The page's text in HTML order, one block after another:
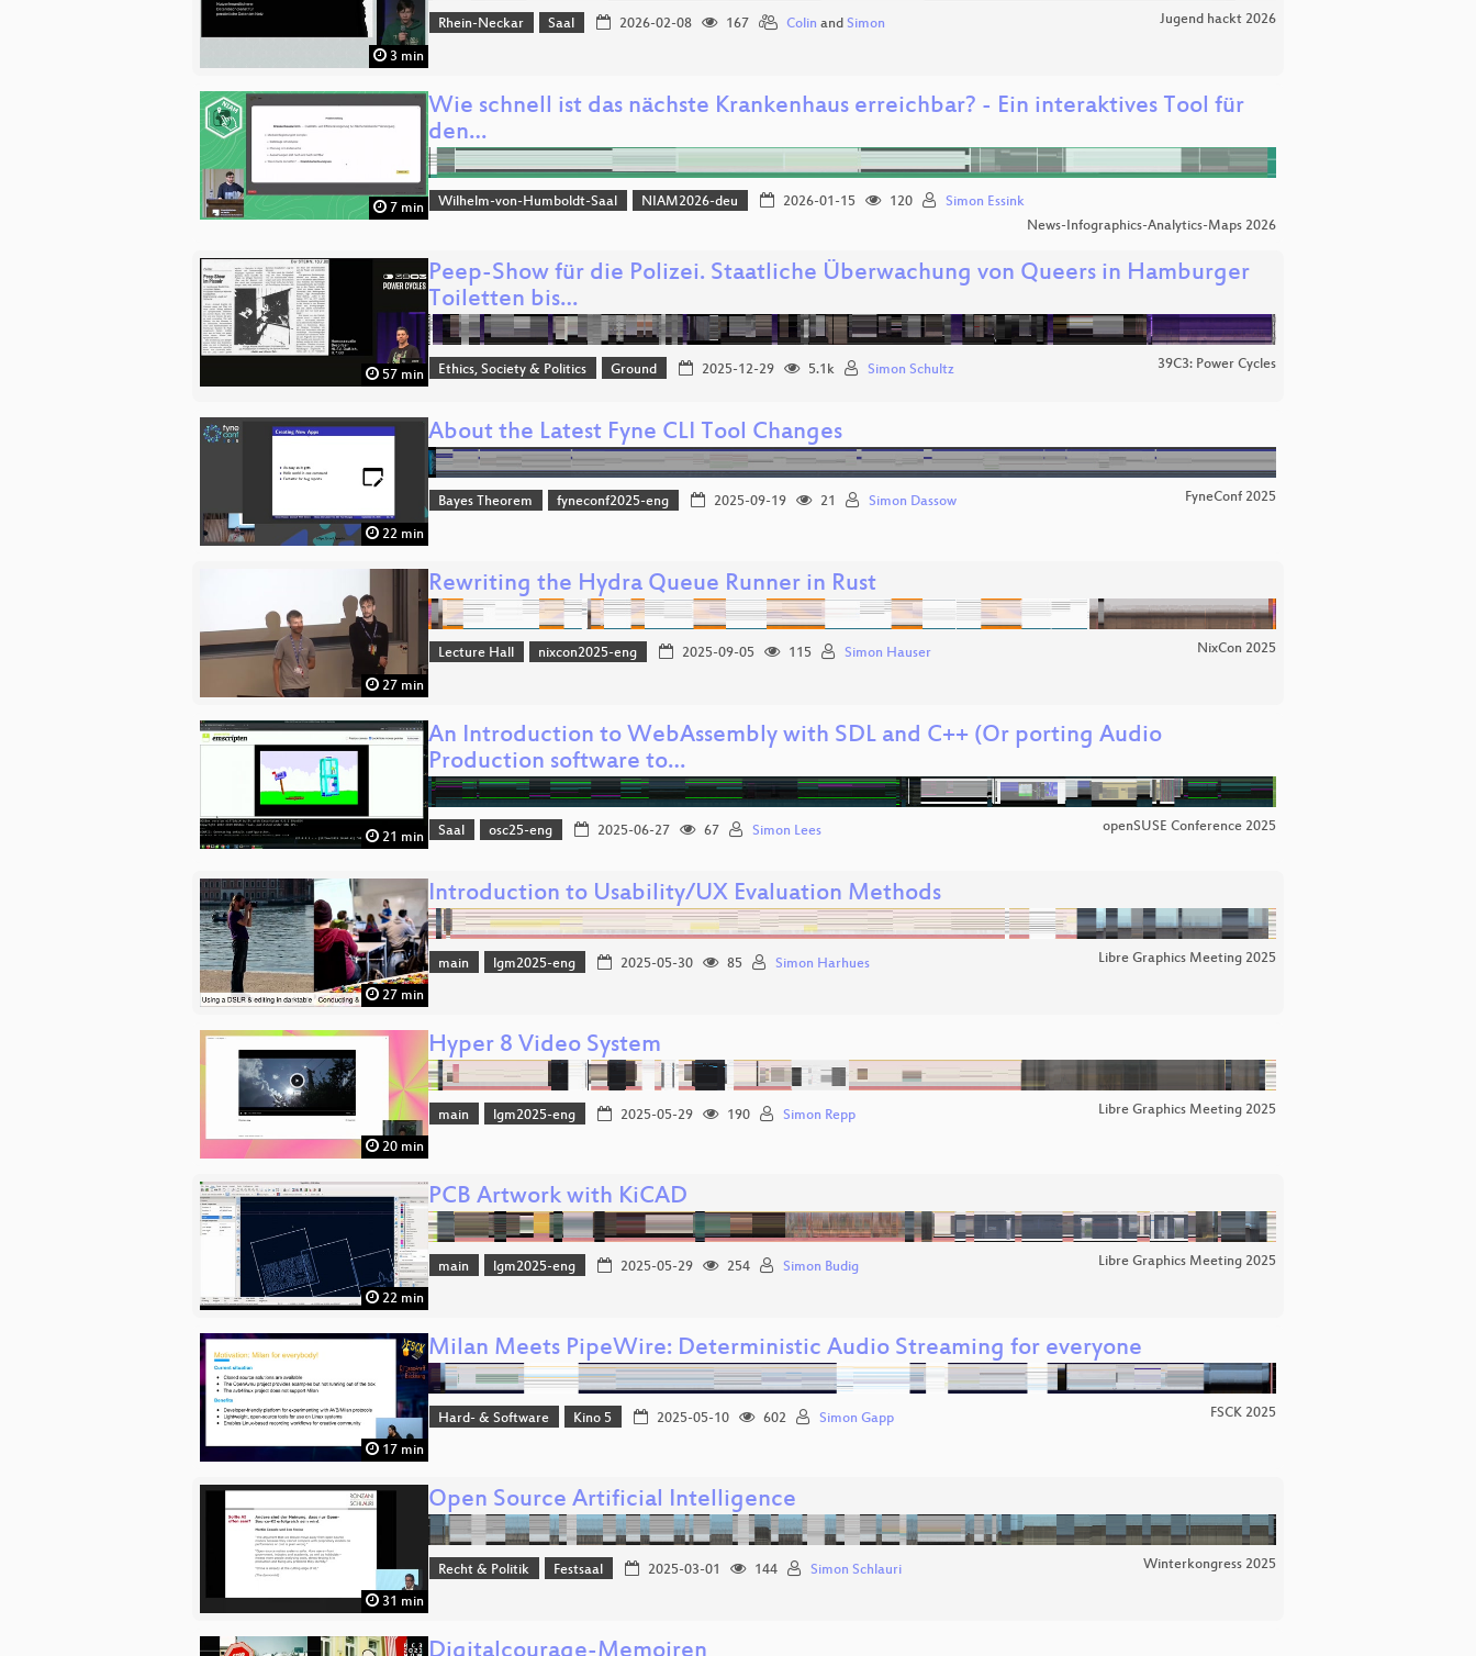
3 min
Rhein-Neckar Saal 2026-02-08 167 Colin and Simon Jugend hackt 2026
7 min
Wie schnell ist das nächste Krankenhaus erreichbar? - Ein interaktives Tool für
den…
Wilhelm-von-Humboldt-Saal NIAM2026-deu 2026-01-15 120
Simon Essink
News-Infographics-Analytics-Maps 2026
57 min
Peep-Show für die Polizei. Staatliche Überwachung von Queers in Hamburger
Toiletten bis…
Ethics, Society & Politics Ground 2025-12-29 5.1k Simon Schultz 39C3: Power Cycles
22 min
About the Latest Fyne CLI Tool Changes
Bayes Theorem fyneconf2025-eng 2025-09-19 21 Simon Dassow FyneConf 2025
27 min
Rewriting the Hydra Queue Runner in Rust
Lecture Hall nixcon2025-eng 2025-09-05 115 Simon Hauser NixCon 2025
21 min
An Introduction to WebAssembly with SDL and C++ (Or porting Audio
Production software to…
Saal osc25-eng 2025-06-27 67 Simon Lees openSUSE Conference 2025
27 min
Introduction to Usability/UX Evaluation Methods
main lgm2025-eng 2025-05-30 85 Simon Harhues Libre Graphics Meeting 2025
20 min
Hyper 8 Video System
main lgm2025-eng 2025-05-29 190 Simon Repp Libre Graphics Meeting 2025
22 min
PCB Artwork with KiCAD
main lgm2025-eng 2025-05-29 254 Simon Budig Libre Graphics Meeting 2025
17 min
Milan Meets PipeWire: Deterministic Audio Streaming for everyone
Hard- & Software Kino 5 2025-05-10 602 Simon Gapp FSCK 2025
31 min
Open Source Artificial Intelligence
Recht & Politik Festsaal 2025-03-01 144 Simon Schlauri Winterkongress 2025